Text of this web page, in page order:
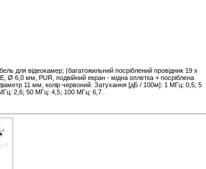
для відеокамер; (багатожильний посріблений провідник 19 x
Ø 6,0 мм, PUR, подвійний екран - мідна оплетка + посріблена
діаметр 11 мм, колір червоний. Затухання [дБ / 100м]: 1 МГц: 0,5; 5
2,6; 50 МГц: 4,5; 100 МГц: 6,7.